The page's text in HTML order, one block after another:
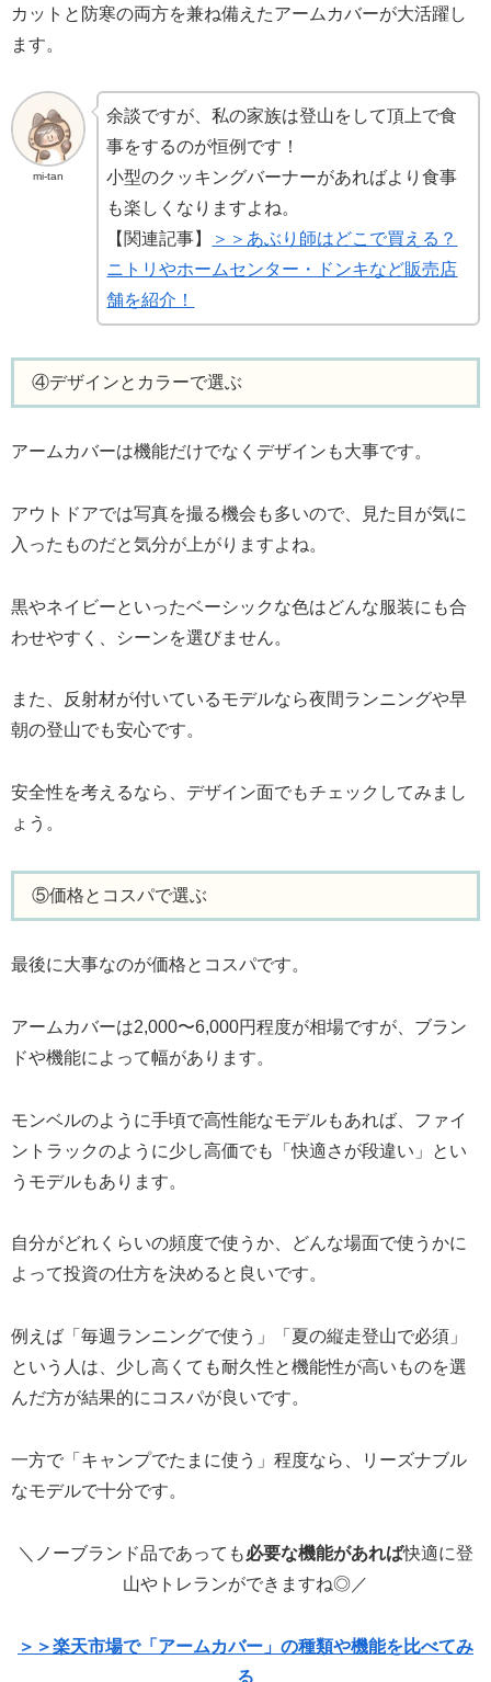
カットと防寒の両方を兼ね備えたアームカバーが大活躍し
ます。
mi-tan
余談ですが、私の家族は登山をして頂上で食
事をするのが恒例です！
小型のクッキングバーナーがあればより食事
も楽しくなりますよね。
【関連記事】
＞＞あぶり師はどこで買える？
ニトリやホームセンター・ドンキなど販売店
舗を紹介！
④デザインとカラーで選ぶ
アームカバーは機能だけでなくデザインも大事です。
アウトドアでは写真を撮る機会も多いので、見た目が気に
入ったものだと気分が上がりますよね。
黒やネイビーといったベーシックな色はどんな服装にも合
わせやすく、シーンを選びません。
また、反射材が付いているモデルなら夜間ランニングや早
朝の登山でも安心です。
安全性を考えるなら、デザイン面でもチェックしてみまし
ょう。
⑤価格とコスパで選ぶ
最後に大事なのが価格とコスパです。
アームカバーは2,000〜6,000円程度が相場ですが、ブラン
ドや機能によって幅があります。
モンベルのように手頃で高性能なモデルもあれば、ファイ
ントラックのように少し高価でも「快適さが段違い」とい
うモデルもあります。
自分がどれくらいの頻度で使うか、どんな場面で使うかに
よって投資の仕方を決めると良いです。
例えば「毎週ランニングで使う」「夏の縦走登山で必須」
という人は、少し高くても耐久性と機能性が高いものを選
んだ方が結果的にコスパが良いです。
一方で「キャンプでたまに使う」程度なら、リーズナブル
なモデルで十分です。
＼ノーブランド品であっても必要な機能があれば快適に登
山やトレランができますね◎／
＞＞楽天市場で「アームカバー」の種類や機能を比べてみ
る